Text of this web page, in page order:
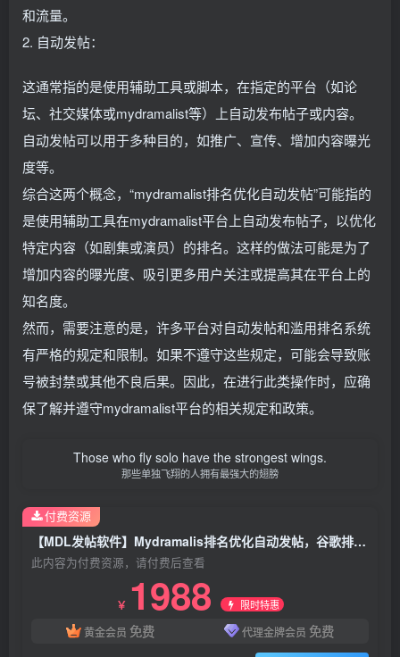
和流量。
2. 自动发帖：
这通常指的是使用辅助工具或脚本，在指定的平台（如论
坛、社交媒体或mydramalist等）上自动发布帖子或内容。
自动发帖可以用于多种目的，如推广、宣传、增加内容曝光
度等。
综合这两个概念，“mydramalist排名优化自动发帖”可能指的
是使用辅助工具在mydramalist平台上自动发布帖子，以优化
特定内容（如剧集或演员）的排名。这样的做法可能是为了
增加内容的曝光度、吸引更多用户关注或提高其在平台上的
知名度。
然而，需要注意的是，许多平台对自动发帖和滥用排名系统
有严格的规定和限制。如果不遵守这些规定，可能会导致账
号被封禁或其他不良后果。因此，在进行此类操作时，应确
保了解并遵守mydramalist平台的相关规定和政策。
Those who fly solo have the strongest wings.
那些单独飞翔的人拥有最强大的翅膀
【MDL发帖软件】Mydramalis排名优化自动发帖，谷歌排名优化【MDL】
此内容为付费资源，请付费后查看
￥ 1988 限时特惠
黄金会员 免费 代理金牌会员 免费
付费资源